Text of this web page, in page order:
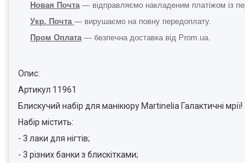
Новая Почта— відправляємо накладеним платіжом із
Укр. Почта — вирушаємо на повну передоплату.
Пром Оплата— безпечна доставка від Prom.ua.
Опис:
Артикул 11961
Блискучий набір для манікюру Martinelia Галактичні мрії!
Набір містить:
- 3 лаки для нігтів;
- 3 різних банки з блискітками;